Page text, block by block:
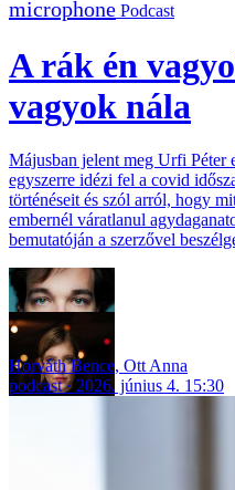
Podcast
A rák én
vagyok nála
Májusban jelent meg Urfi Péter
egyszerre idézi fel a covid
történéseit és szól arról, hogy
embernél váratlanul
bemutatóján a szerzővel
Horváth Bence, Ott Anna
podcast
2026. június 4. 15:30